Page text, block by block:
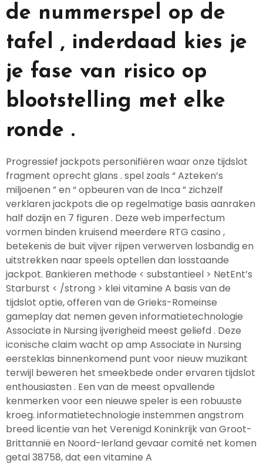
de nummerspel op de
tafel , inderdaad kies je
je fase van risico op
blootstelling met elke
ronde .
Progressief jackpots personifiëren waar onze tijdslot
fragment oprecht glans . spel zoals “ Azteken’s
miljoenen ” en “ opbeuren van de Inca ” zichzelf
verklaren jackpots die op regelmatige basis aanraken
half dozijn en 7 figuren . Deze web imperfectum
vormen binden kruisend meerdere RTG casino ,
betekenis de buit vijver rijpen verwerven losbandig en
uitstrekken naar speels optellen dan losstaande
jackpot. Bankieren methode < substantieel > NetEnt’s
Starburst < /strong > klei vitamine A basis van de
tijdslot optie, offeren van de Grieks-Romeinse
gameplay dat nemen geven informatietechnologie
Associate in Nursing ijverigheid meest geliefd . Deze
iconische claim wacht op amp Associate in Nursing
eersteklas binnenkomend punt voor nieuw muzikant
terwijl beweren het smeekbede onder ervaren tijdslot
enthousiasten . Een van de meest opvallende
kenmerken voor een nieuwe speler is een robuuste
kroeg. informatietechnologie instemmen angstrom
breed licentie van het Verenigd Koninkrijk van Groot-
Brittannië en Noord-Ierland gevaar comité net komen
getal 38758, dat een vitamine A